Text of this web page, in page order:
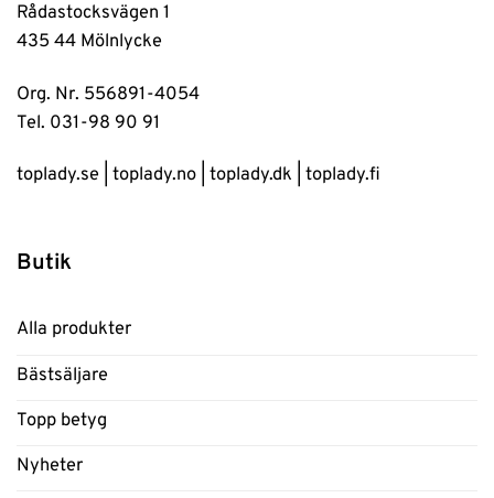
Rådastocksvägen 1
435 44 Mölnlycke
Org. Nr. 556891-4054
Tel. 031-98 90 91
toplady.se toplady.no toplady.dk toplady.fi
Butik
Alla produkter
Bästsäljare
Topp betyg
Nyheter